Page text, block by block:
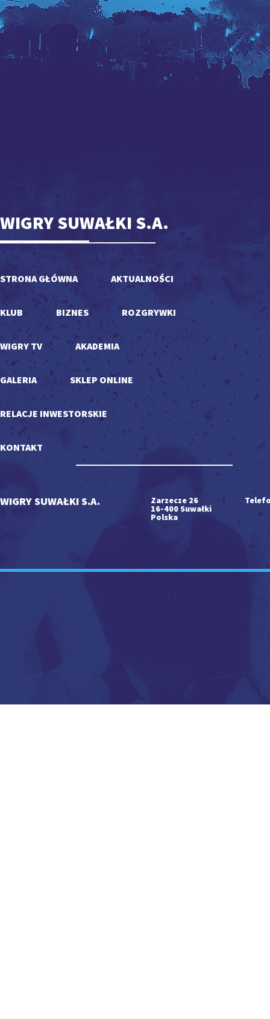
WIGRY SUWAŁKI S.A.
STRONA GŁÓWNA AKTUALNOŚCI
KLUB BIZNES ROZGRYWKI
WIGRY TV AKADEMIA
GALERIA SKLEP ONLINE
RELACJE INWESTORSKIE
KONTAKT
WIGRY SUWAŁKI S.A. Zarzecze 26
16-400 Suwałki
Polska